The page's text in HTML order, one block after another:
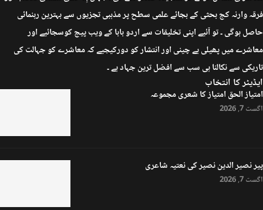
فرقہ وارنہ کج بحثی کے بجائے علمی سطح پر مذہبی تجزیوں سے بہترین رہنمائی
حاصل ہوگی ۔ تو آئیے اپنی تخلیقات سے اردو بابا کے ویب پیج کوسجائیے اور
معاشرے میں پھیلی بے چینی اور انتشار کو دورکیجیے کہ معاشرے کو جہالت کی
تاریکی سے نکالنا ہی سب سے افضل ترین جہاد ہے ۔
ایڈیٹر کا انتخاب
امتیاز الحق امتیاز کا شعری مجموعہ
اگست 7, 2026
پیر نصیر الدین نصیر کی نعتیہ شاعری
اگست 7, 2026